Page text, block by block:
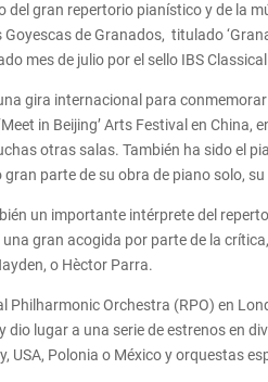
del gran repertorio pianístico y de la
de Granados, titulado
mes de julio por el sello IBS
gira internacional para
in Beijing’ Arts Festival en China,
otras salas. También ha sido el
parte de su obra de piano solo,
un importante intérprete del
gran acogida por parte de la
o Hèctor Parra.
Philharmonic Orchestra (RPO) en
dio lugar a una serie de estrenos en
USA, Polonia o México y orquestas